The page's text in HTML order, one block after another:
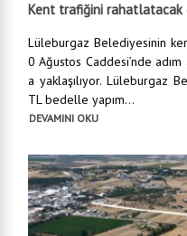
Kent trafiğini rahatlatacak
Lüleburgaz Belediyesinin
0 Ağustos Caddesi’nde
a yaklaşılıyor. Lüleburgaz
TL bedelle yapım...
DEVAMINI OKU